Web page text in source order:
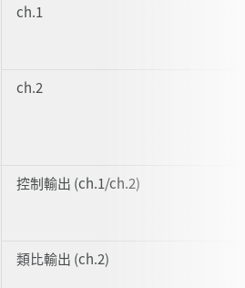
ch.1
ch.2
控制輸出 (ch.1/ch.2)
類比輸出 (ch.2)